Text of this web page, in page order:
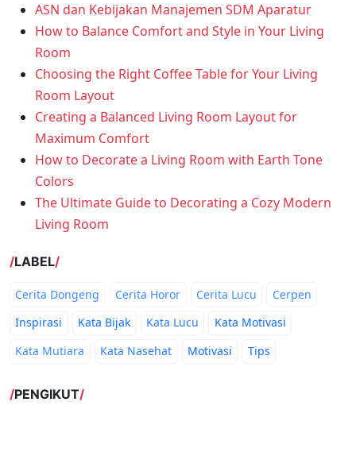
ASN dan Kebijakan Manajemen SDM Aparatur
How to Balance Comfort and Style in Your Living
Room
Choosing the Right Coffee Table for Your Living
Room Layout
Creating a Balanced Living Room Layout for
Maximum Comfort
How to Decorate a Living Room with Earth Tone
Colors
The Ultimate Guide to Decorating a Cozy Modern
Living Room
LABEL
Cerita Dongeng Cerita Horor Cerita Lucu
Cerpen
Inspirasi
Kata Bijak Kata Lucu
Kata Motivasi
Kata Mutiara
Kata Nasehat Motivasi Tips
PENGIKUT